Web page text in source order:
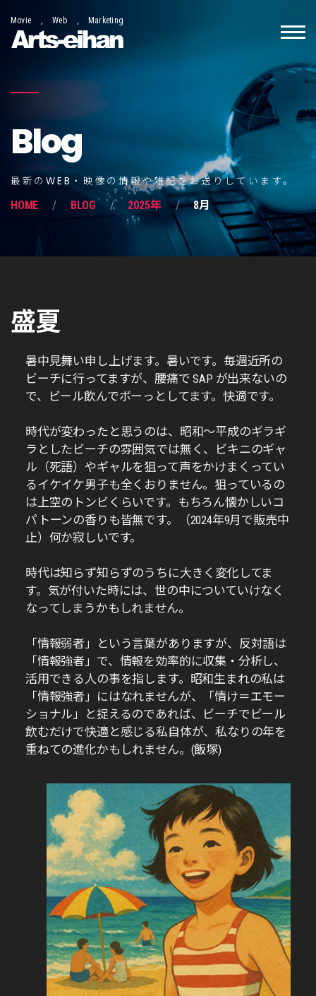
Movie , Web , Marketing
Blog
最新のWEB・映像の情報や雑記をお送りしています。
HOME
BLOG 2025年 8月
盛夏
暑中見舞い申し上げます。暑いです。毎週近所の
ビーチに行ってますが、腰痛で SAP が出来ないの
で、ビール飲んでボーっとしてます。快適です。
時代が変わったと思うのは、昭和〜平成のギラギ
ラとしたビーチの雰囲気では無く、ビキニのギャ
ル（死語）やギャルを狙って声をかけまくってい
るイケイケ男子も全くおりません。狙っているの
は上空のトンビくらいです。もちろん懐かしいコ
パトーンの香りも皆無です。（2024年9月で販売中
止）何か寂しいです。
時代は知らず知らずのうちに大きく変化してま
す。気が付いた時には、世の中についていけなく
なってしまうかもしれません。
「情報弱者」という言葉がありますが、反対語は
「情報強者」で、情報を効率的に収集・分析し、
活用できる人の事を指します。昭和生まれの私は
「情報強者」にはなれませんが、「情け＝エモー
ショナル」と捉えるのであれば、ビーチでビール
飲むだけで快適と感じる私自体が、私なりの年を
重ねての進化かもしれません。(飯塚)